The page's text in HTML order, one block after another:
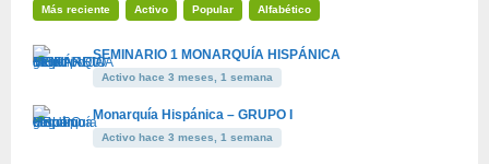
Más reciente Activo Popular Alfabético
SEMINARIO 1 MONARQUÍA HISPÁNICA
Activo hace 3 meses, 1 semana
Monarquía Hispánica – GRUPO I
Activo hace 3 meses, 1 semana